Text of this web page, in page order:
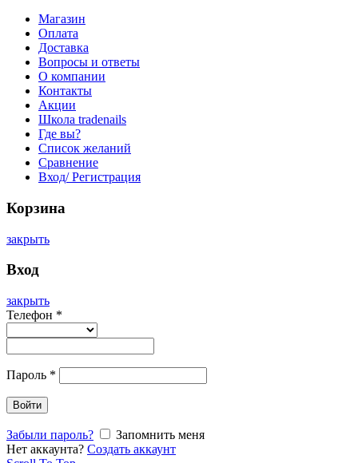
Магазин
Оплата
Доставка
Вопросы и ответы
О компании
Контакты
Акции
Школа tradenails
Где вы?
Список желаний
Сравнение
Вход/ Регистрация
Корзина
закрыть
Вход
закрыть
Телефон *
Пароль *
Войти
Забыли пароль?
Запомнить меня
Нет аккаунта? Создать аккаунт